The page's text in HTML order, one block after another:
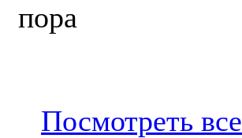
пора
Посмотреть все